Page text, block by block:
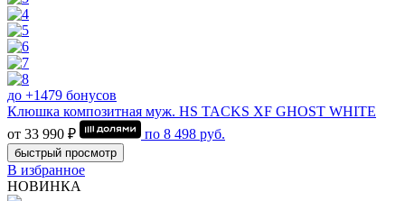
до +1479 бонусов
Клюшка композитная муж. HS TACKS XF GHOST WHITE
от 33 990 ₽
по 8 498 руб.
быстрый просмотр
В избранное
НОВИНКА